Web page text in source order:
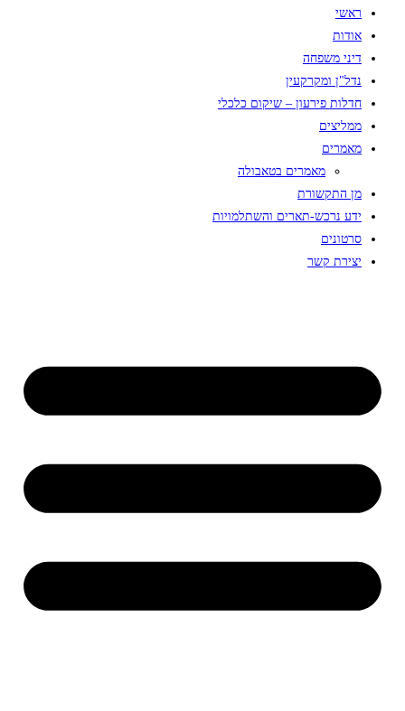
ראשי
אודות
דיני משפחה
נדל"ן ומקרקעין
חדלות פירעון – שיקום כלכלי
ממליצים
מאמרים
מאמרים בטאבולה
מן התקשורת
ידע נרכש-תארים והשתלמויות
סרטונים
יצירת קשר